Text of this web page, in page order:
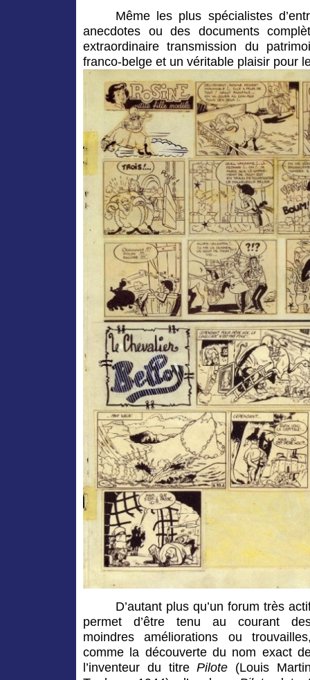
Même les plus spécialistes
anecdotes ou des documents
extraordinaire transmission du
franco-belge et un véritable plaisir pour
D’autant plus qu’un forum très
permet d’être tenu au courant
moindres améliorations ou
comme la découverte du nom exact
l’inventeur du titrePilote (Louis